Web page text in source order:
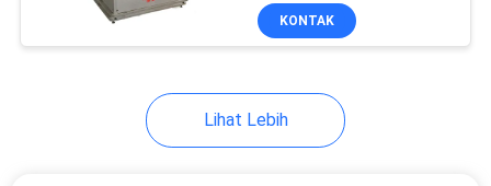
Mesin Jahit Kasur
KONTAK
Lihat Lebih